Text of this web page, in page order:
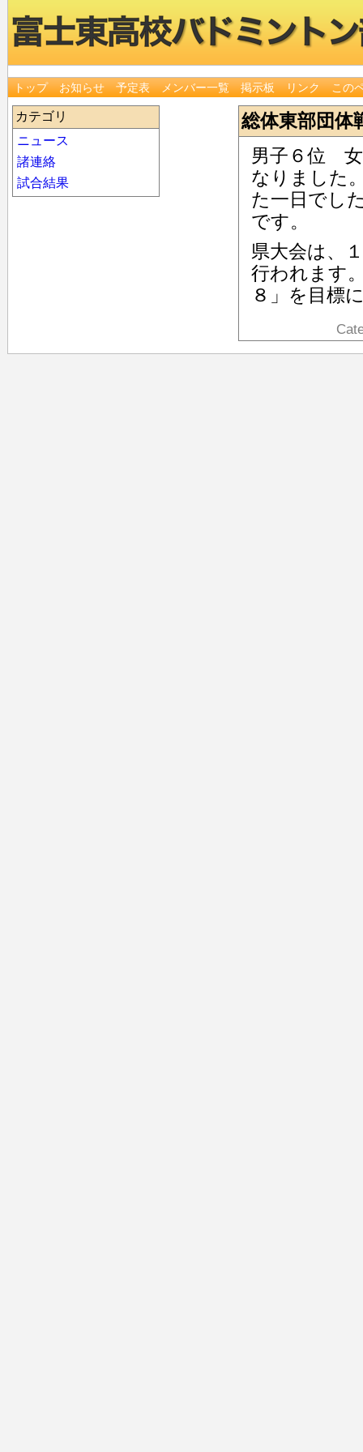
トップ お知らせ 予定表 メンバー一覧 掲示板 リンク この
カテゴリ
ニュース
諸連絡
試合結果
総体東部団体
男子６位 女
なりました
た一日でし
です。
県大会は、
行われます
８」を目標